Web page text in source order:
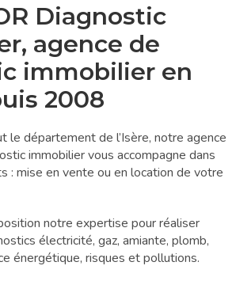
Diagnostic
agence de
immobilier en
2008
le département de l’Isère, notre agence
immobilier vous accompagne dans
: mise en vente ou en location de votre
notre expertise pour réaliser
électricité, gaz, amiante, plomb,
énergétique, risques et pollutions.